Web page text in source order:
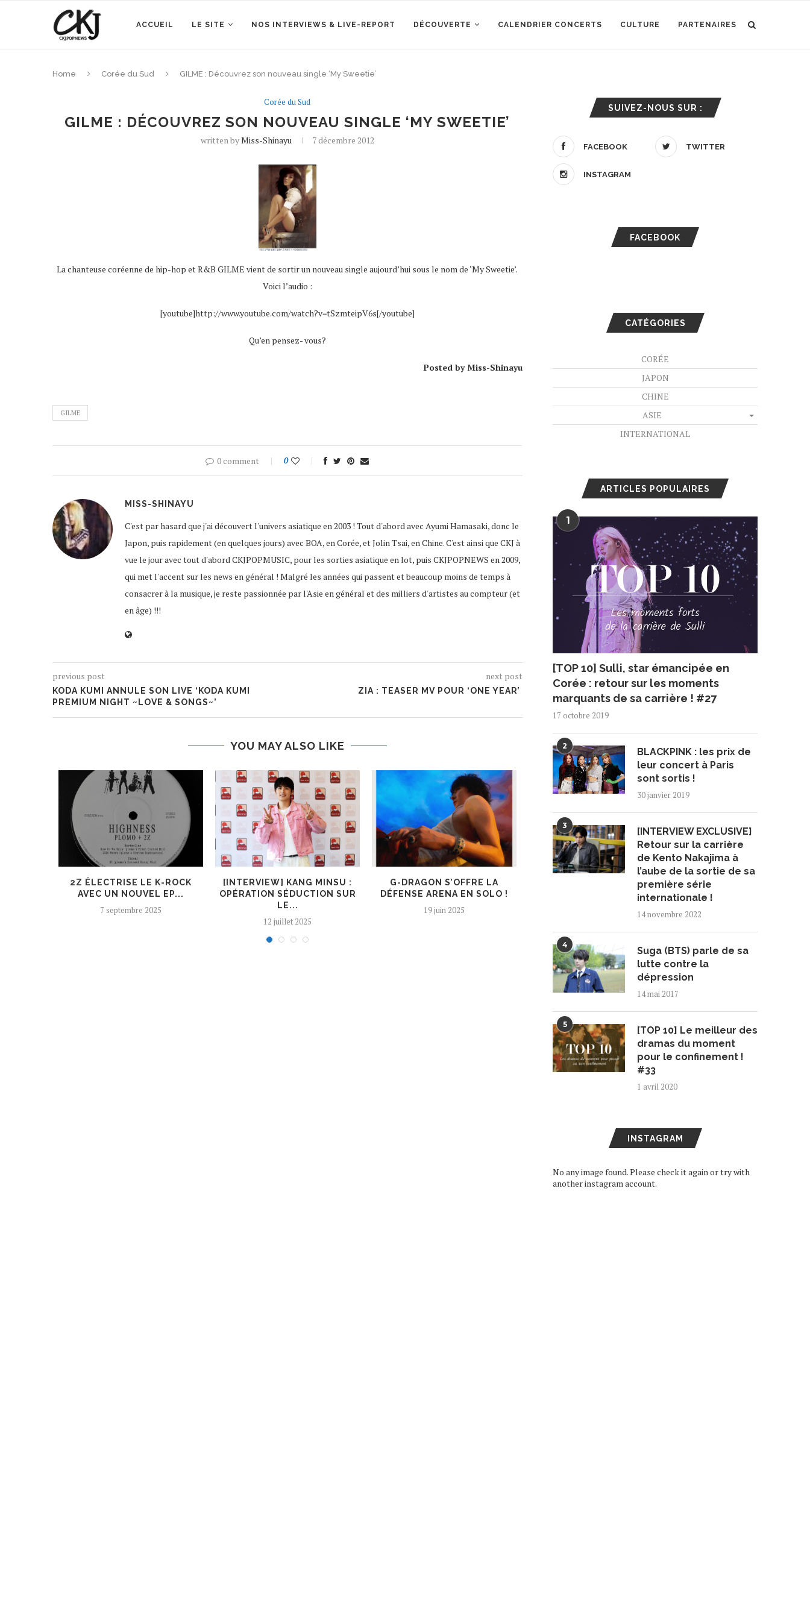
ACCUEIL LE SITE NOS INTERVIEWS & LIVE-REPORT DÉCOUVERTE CALENDRIER CONCERTS CULTURE PARTENAIRES
Home Corée du Sud GILME : Découvrez son nouveau single ‘My Sweetie’
Corée du Sud
GILME : DÉCOUVREZ SON NOUVEAU SINGLE ‘MY SWEETIE’
written byMiss-Shinayu 7 décembre 2012
La chanteuse coréenne de hip-hop et R&B GILME vient de sortir un nouveau single aujourd’hui sous le nom de ‘My Sweetie’.
Voici l’audio :
[youtube]http://www.youtube.com/watch?v=tSzmteipV6s[/youtube]
Qu’en pensez- vous?
Posted by Miss-Shinayu
GILME
0 comment 0
MISS-SHINAYU
C'est par hasard que j'ai découvert l'univers asiatique en 2003 ! Tout d'abord avec Ayumi Hamasaki, donc le
Japon, puis rapidement (en quelques jours) avec BOA, en Corée, et Jolin Tsai, en Chine. C'est ainsi que CKJ à
vue le jour avec tout d'abord CKJPOPMUSIC, pour les sorties asiatique en lot, puis CKJPOPNEWS en 2009,
qui met l'accent sur les news en général ! Malgré les années qui passent et beaucoup moins de temps à
consacrer à la musique, je reste passionnée par l'Asie en général et des milliers d'artistes au compteur (et
en âge) !!!
previous post
KODA KUMI ANNULE SON LIVE ‘KODA KUMI
PREMIUM NIGHT ~LOVE & SONGS~’
next post
ZIA : TEASER MV POUR ‘ONE YEAR’
YOU MAY ALSO LIKE
2Z ÉLECTRISE LE K-ROCK
AVEC UN NOUVEL EP...
7 septembre 2025
[INTERVIEW] KANG MINSU :
OPÉRATION SÉDUCTION SUR
LE...
12 juillet 2025
G-DRAGON S’OFFRE LA
DÉFENSE ARENA EN SOLO !
19 juin 2025
KARD DE RETOUR EN FRANCE
LE 11 DÉCEMBRE
SEVENTEEN
AMBASSADEURS DE
SUIVEZ-NOUS SUR :
FACEBOOK TWITTER
INSTAGRAM
FACEBOOK
CATÉGORIES
CORÉE
JAPON
CHINE
ASIE
INTERNATIONAL
ARTICLES POPULAIRES
1
[TOP 10] Sulli, star émancipée en
Corée : retour sur les moments
marquants de sa carrière ! #27
17 octobre 2019
2
BLACKPINK : les prix de
leur concert à Paris
sont sortis !
30 janvier 2019
3
[INTERVIEW EXCLUSIVE]
Retour sur la carrière
de Kento Nakajima à
l’aube de la sortie de sa
première série
internationale !
14 novembre 2022
4
Suga (BTS) parle de sa
lutte contre la
dépression
14 mai 2017
5
[TOP 10] Le meilleur des
dramas du moment
pour le confinement !
#33
1 avril 2020
INSTAGRAM
No any image found. Please check it again or try with
another instagram account.